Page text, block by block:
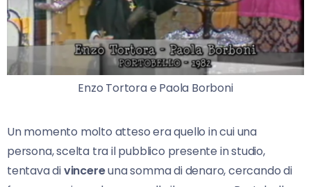
Enzo Tortora e Paola Borboni
Un momento molto atteso era quello in cui una
persona, scelta tra il pubblico presente in studio,
tentava divincereuna somma di denaro, cercando di